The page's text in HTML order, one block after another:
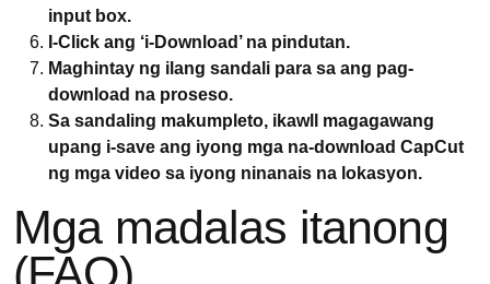
input box.
I-Click ang ‘i-Download’ na pindutan.
Maghintay ng ilang sandali para sa ang pag-
download na proseso.
Sa sandaling makumpleto, ikawll magagawang
upang i-save ang iyong mga na-download CapCut
ng mga video sa iyong ninanais na lokasyon.
Mga madalas itanong
(FAQ)